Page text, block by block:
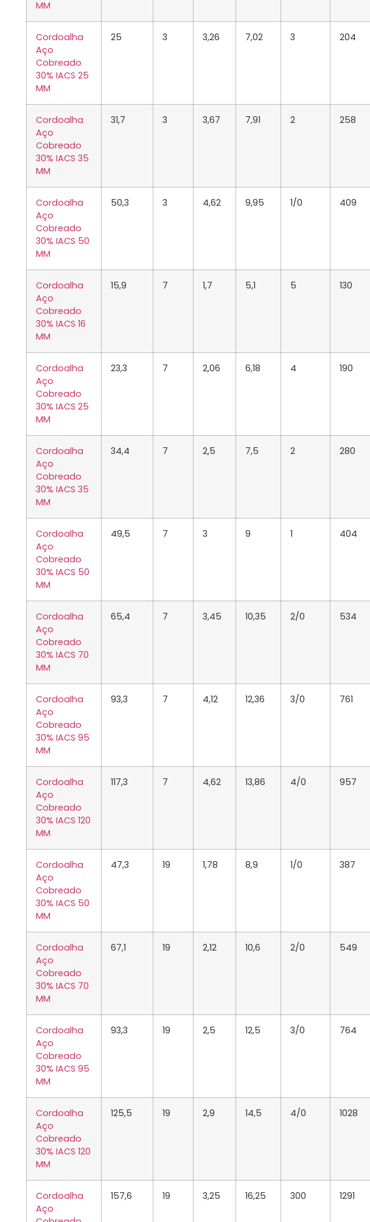
MM
Cordoalha
Aço
Cobreado
30% IACS 25
MM
25 3 3,26 7,02 3 204
Cordoalha
Aço
Cobreado
30% IACS 35
MM
31,7 3 3,67 7,91 2 258
Cordoalha
Aço
Cobreado
30% IACS 50
MM
50,3 3 4,62 9,95 1/0 409
Cordoalha
Aço
Cobreado
30% IACS 16
MM
15,9 7 1,7 5,1 5 130
Cordoalha
Aço
Cobreado
30% IACS 25
MM
23,3 7 2,06 6,18 4 190
Cordoalha
Aço
Cobreado
30% IACS 35
MM
34,4 7 2,5 7,5 2 280
Cordoalha
Aço
Cobreado
30% IACS 50
MM
49,5 7 3 9 1 404
Cordoalha
Aço
Cobreado
30% IACS 70
MM
65,4 7 3,45 10,35 2/0 534
Cordoalha
Aço
Cobreado
30% IACS 95
MM
93,3 7 4,12 12,36 3/0 761
Cordoalha
Aço
Cobreado
30% IACS 120
MM
117,3 7 4,62 13,86 4/0 957
Cordoalha
Aço
Cobreado
30% IACS 50
MM
47,3 19 1,78 8,9 1/0 387
Cordoalha
Aço
Cobreado
30% IACS 70
MM
67,1 19 2,12 10,6 2/0 549
Cordoalha
Aço
Cobreado
30% IACS 95
MM
93,3 19 2,5 12,5 3/0 764
Cordoalha
Aço
Cobreado
30% IACS 120
MM
125,5 19 2,9 14,5 4/0 1028
Cordoalha
Aço
157,6 19 3,25 16,25 300 1291